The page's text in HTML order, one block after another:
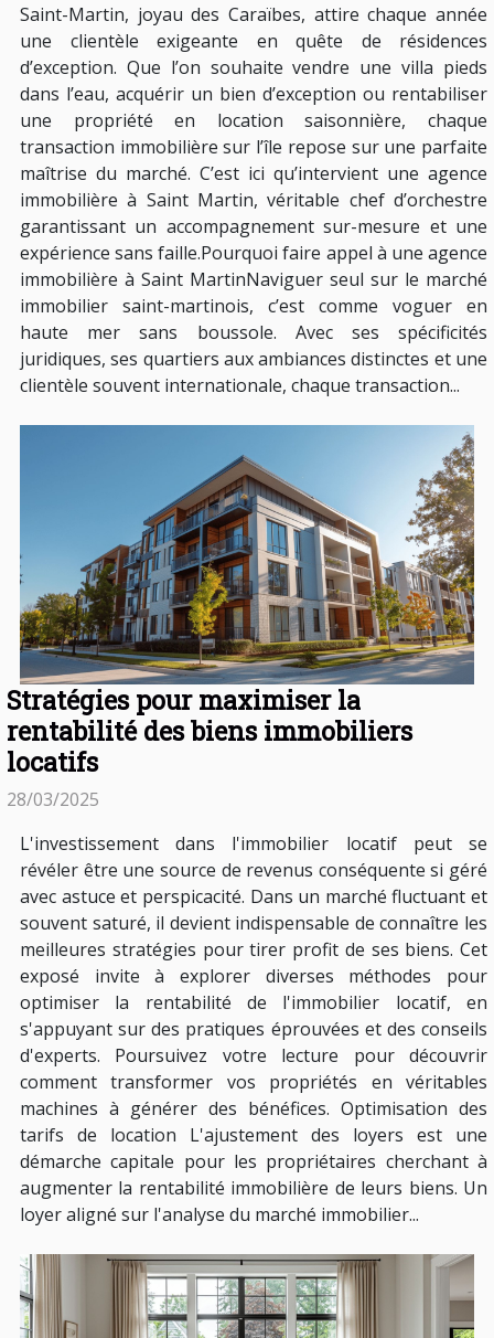
Saint-Martin, joyau des Caraïbes, attire chaque année
une clientèle exigeante en quête de résidences
d’exception. Que l’on souhaite vendre une villa pieds
dans l’eau, acquérir un bien d’exception ou rentabiliser
une propriété en location saisonnière, chaque
transaction immobilière sur l’île repose sur une parfaite
maîtrise du marché. C’est ici qu’intervient une agence
immobilière à Saint Martin, véritable chef d’orchestre
garantissant un accompagnement sur-mesure et une
expérience sans faille.Pourquoi faire appel à une agence
immobilière à Saint MartinNaviguer seul sur le marché
immobilier saint-martinois, c’est comme voguer en
haute mer sans boussole. Avec ses spécificités
juridiques, ses quartiers aux ambiances distinctes et une
clientèle souvent internationale, chaque transaction...
Stratégies pour maximiser la
rentabilité des biens immobiliers
locatifs
28/03/2025
L'investissement dans l'immobilier locatif peut se
révéler être une source de revenus conséquente si géré
avec astuce et perspicacité. Dans un marché fluctuant et
souvent saturé, il devient indispensable de connaître les
meilleures stratégies pour tirer profit de ses biens. Cet
exposé invite à explorer diverses méthodes pour
optimiser la rentabilité de l'immobilier locatif, en
s'appuyant sur des pratiques éprouvées et des conseils
d'experts. Poursuivez votre lecture pour découvrir
comment transformer vos propriétés en véritables
machines à générer des bénéfices. Optimisation des
tarifs de location L'ajustement des loyers est une
démarche capitale pour les propriétaires cherchant à
augmenter la rentabilité immobilière de leurs biens. Un
loyer aligné sur l'analyse du marché immobilier...